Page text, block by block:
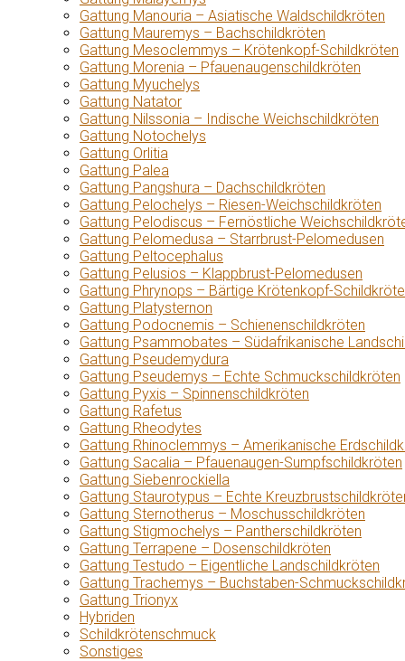
Gattung Manouria – Asiatische Waldschildkröten
Gattung Mauremys – Bachschildkröten
Gattung Mesoclemmys – Krötenkopf-Schildkröten
Gattung Morenia – Pfauenaugenschildkröten
Gattung Myuchelys
Gattung Natator
Gattung Nilssonia – Indische Weichschildkröten
Gattung Notochelys
Gattung Orlitia
Gattung Palea
Gattung Pangshura – Dachschildkröten
Gattung Pelochelys – Riesen-Weichschildkröten
Gattung Pelodiscus – Fernöstliche
Gattung Pelomedusa – Starrbrust-Pelomedusen
Gattung Peltocephalus
Gattung Pelusios – Klappbrust-Pelomedusen
Gattung Phrynops – Bärtige Krötenkopf-
Gattung Platysternon
Gattung Podocnemis – Schienenschildkröten
Gattung Psammobates – Südafrikanische
Gattung Pseudemydura
Gattung Pseudemys – Echte Schmuckschildkröten
Gattung Pyxis – Spinnenschildkröten
Gattung Rafetus
Gattung Rheodytes
Gattung Rhinoclemmys – Amerikanische
Gattung Sacalia – Pfauenaugen-Sumpfschildkröten
Gattung Siebenrockiella
Gattung Staurotypus – Echte
Gattung Sternotherus – Moschusschildkröten
Gattung Stigmochelys – Pantherschildkröten
Gattung Terrapene – Dosenschildkröten
Gattung Testudo – Eigentliche Landschildkröten
Gattung Trachemys – Buchstaben-
Gattung Trionyx
Hybriden
Schildkrötenschmuck
Sonstiges